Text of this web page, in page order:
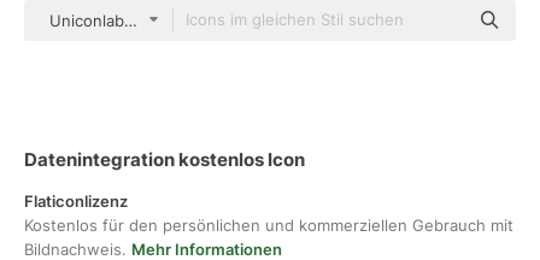
Uniconlabs Glyph
Datenintegration kostenlos Icon
Flaticonlizenz
Kostenlos für den persönlichen und kommerziellen Gebrauch mit
Bildnachweis. Mehr Informationen